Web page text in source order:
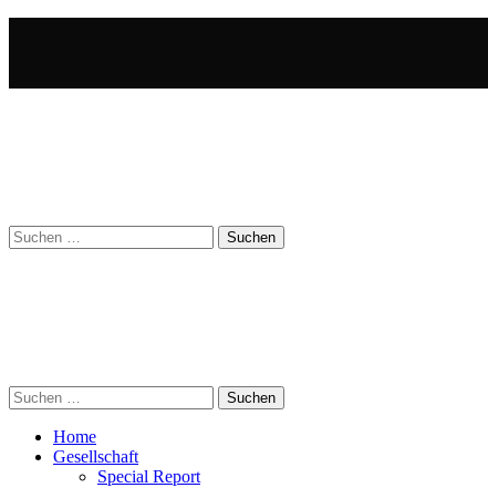
Suchen
nach:
Suchen
nach:
Home
Gesellschaft
Special Report